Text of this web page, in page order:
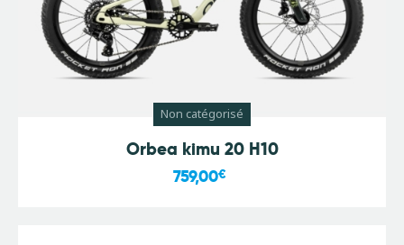
Non catégorisé
Orbea kimu 20 H10
759,00€